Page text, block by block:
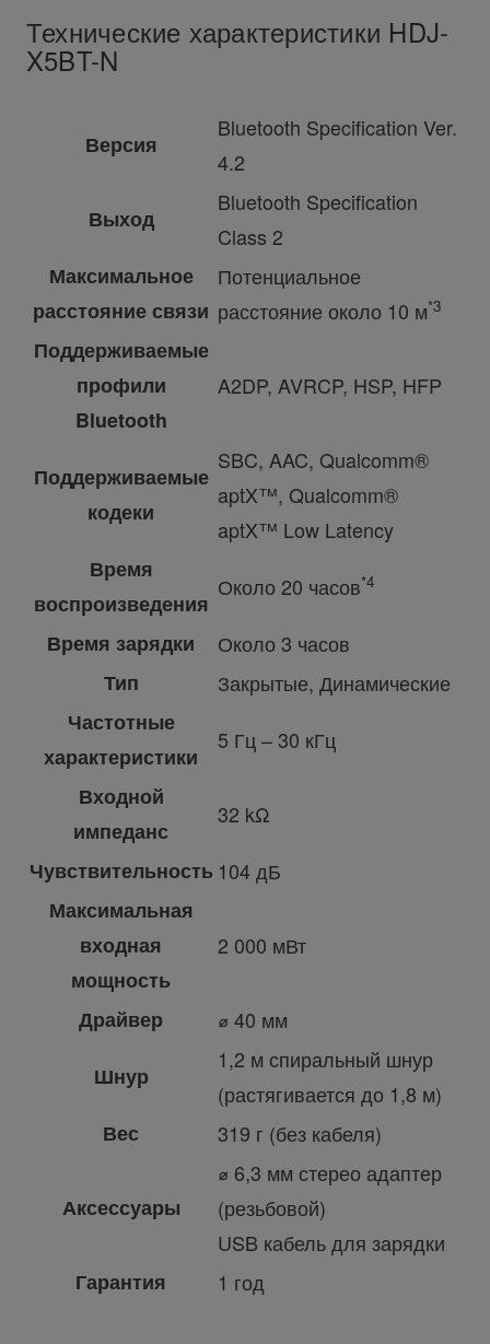
Технические характеристики HDJ-
X5BT-N
Версия
Bluetooth Specification Ver.
4.2
Выход
Bluetooth Specification
Class 2
Максимальное
расстояние связи
Потенциальное
расстояние около 10 м*3
Поддерживаемые
профили
Bluetooth
A2DP, AVRCP, HSP, HFP
Поддерживаемые
кодеки
SBC, AAC, Qualcomm®
aptX™, Qualcomm®
aptX™ Low Latency
Время
воспроизведения
Около 20 часов*4
Время зарядки
Около 3 часов
Тип
Закрытые, Динамические
Частотные
характеристики
5 Гц – 30 кГц
Входной
импеданс
32 kΩ
Чувствительность 104 дБ
Максимальная
входная
мощность
2 000 мВт
Драйвер
⌀ 40 мм
Шнур
1,2 м спиральный шнур
(растягивается до 1,8 м)
Вес
319 г (без кабеля)
Аксессуары
⌀ 6,3 мм стерео адаптер
(резьбовой)
USB кабель для зарядки
Гарантия
1 год